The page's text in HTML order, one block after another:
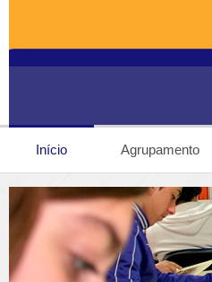
Início Agrupamento